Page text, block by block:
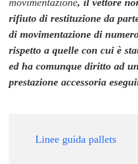
movimentazione, il vettore
rifiuto di restituzione da
di movimentazione di
rispetto a quelle con cui è
ed ha comunque diritto ad
prestazione accessoria
Linee guida pallets